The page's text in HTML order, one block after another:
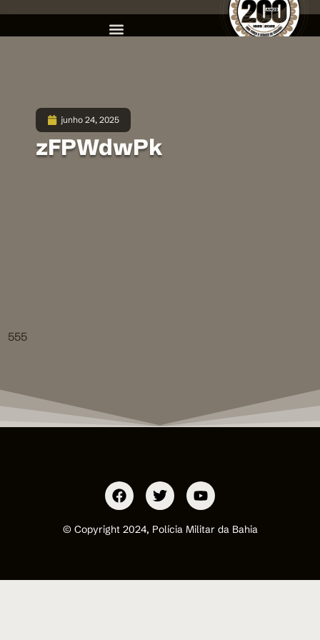
junho 24, 2025
zFPWdwPk
555
© Copyright 2024, Polícia Militar da Bahia